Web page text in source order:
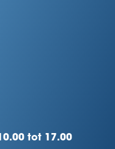
tot 17.00